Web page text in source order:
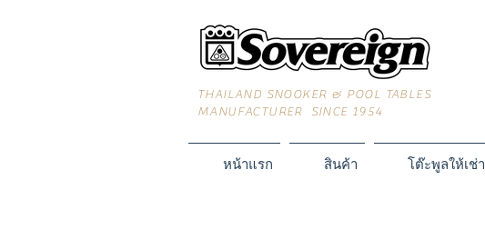
THAILAND SNOOKER & POOL TABLES
MANUFACTURER SINCE 1954
หน้าแรก สินค้า โต๊ะพูลให้เช่า